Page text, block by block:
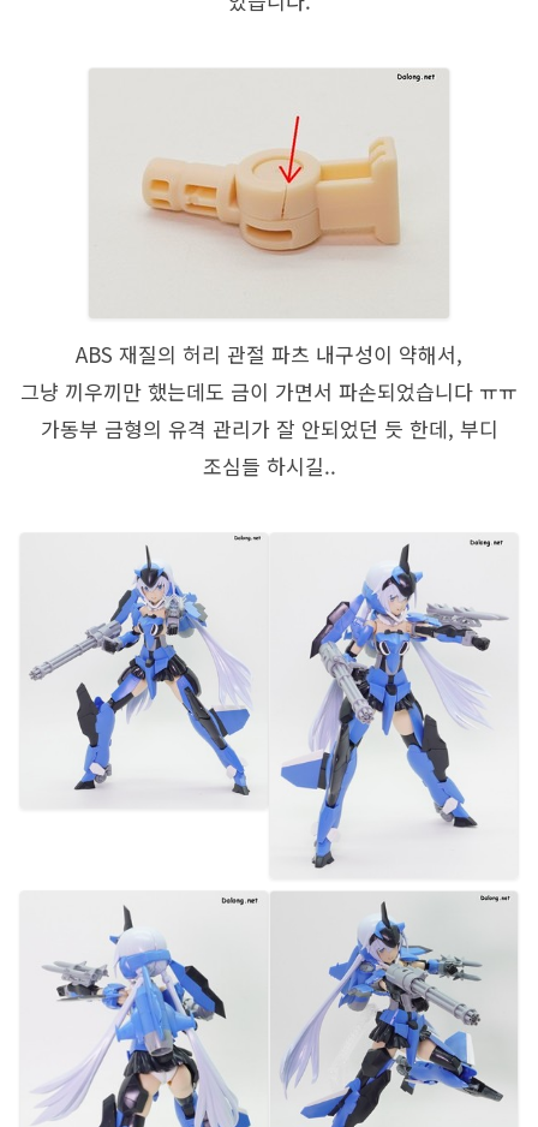
ABS 재질의 허리 관절 파츠 내구성이 약해서,
그냥 끼우끼만 했는데도 금이 가면서 파손되었습니다 ㅠㅠ
가동부 금형의 유격 관리가 잘 안되었던 듯 한데, 부디
조심들 하시길..